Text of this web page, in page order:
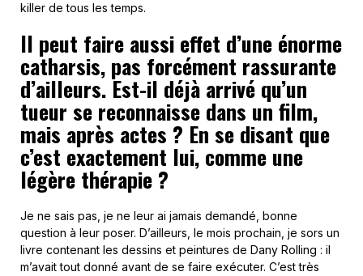
killer de tous les temps.
Il peut faire aussi effet d’une énorme
catharsis, pas forcément rassurante
d’ailleurs. Est-il déjà arrivé qu’un
tueur se reconnaisse dans un film,
mais après actes ? En se disant que
c’est exactement lui, comme une
légère thérapie ?
Je ne sais pas, je ne leur ai jamais demandé, bonne
question à leur poser. D’ailleurs, le mois prochain, je sors un
livre contenant les dessins et peintures de Dany Rolling : il
m’avait tout donné avant de se faire exécuter. C’est très